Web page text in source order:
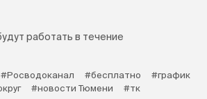
работать в течение
#Росводоканал #бесплатно
#график
#новости Тюмени #тк